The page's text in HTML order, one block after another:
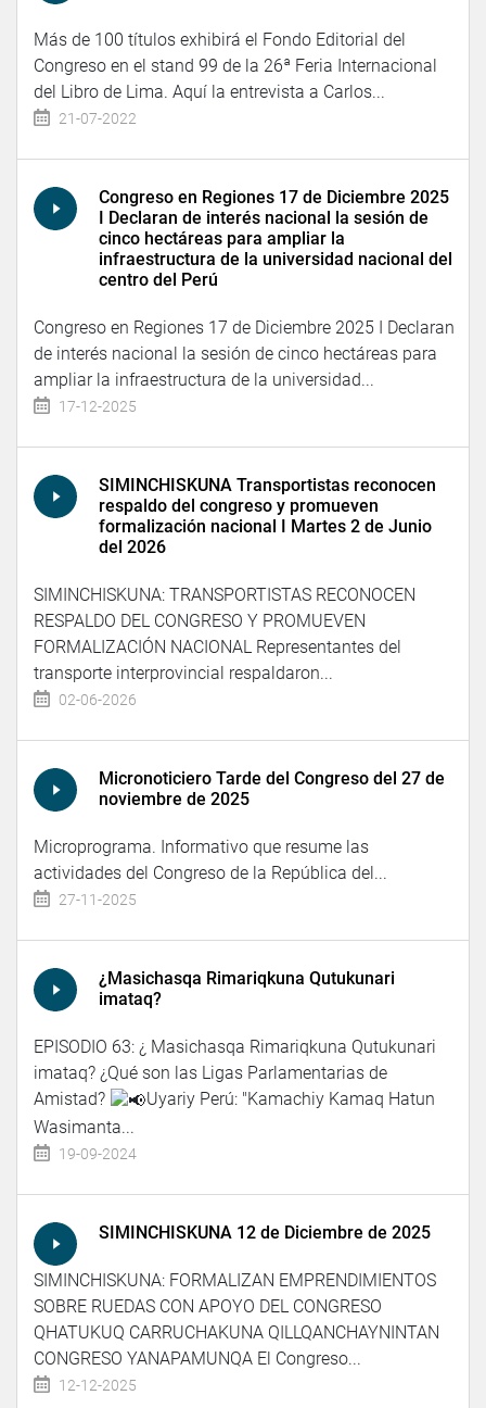
Más de 100 títulos exhibirá el Fondo Editorial del
Congreso en el stand 99 de la 26ª Feria Internacional
del Libro de Lima. Aquí la entrevista a Carlos...
21-07-2022
Congreso en Regiones 17 de Diciembre 2025
I Declaran de interés nacional la sesión de
cinco hectáreas para ampliar la
infraestructura de la universidad nacional del
centro del Perú
Congreso en Regiones 17 de Diciembre 2025 I Declaran
de interés nacional la sesión de cinco hectáreas para
ampliar la infraestructura de la universidad...
17-12-2025
SIMINCHISKUNA Transportistas reconocen
respaldo del congreso y promueven
formalización nacional I Martes 2 de Junio
del 2026
SIMINCHISKUNA: TRANSPORTISTAS RECONOCEN
RESPALDO DEL CONGRESO Y PROMUEVEN
FORMALIZACIÓN NACIONAL Representantes del
transporte interprovincial respaldaron...
02-06-2026
Micronoticiero Tarde del Congreso del 27 de
noviembre de 2025
Microprograma. Informativo que resume las
actividades del Congreso de la República del...
27-11-2025
¿Masichasqa Rimariqkuna Qutukunari
imataq?
EPISODIO 63: ¿ Masichasqa Rimariqkuna Qutukunari
imataq? ¿Qué son las Ligas Parlamentarias de
Amistad?
Uyariy Perú: "Kamachiy Kamaq Hatun
Wasimanta...
19-09-2024
SIMINCHISKUNA 12 de Diciembre de 2025
SIMINCHISKUNA: FORMALIZAN EMPRENDIMIENTOS
SOBRE RUEDAS CON APOYO DEL CONGRESO
QHATUKUQ CARRUCHAKUNA QILLQANCHAYNINTAN
CONGRESO YANAPAMUNQA El Congreso...
12-12-2025